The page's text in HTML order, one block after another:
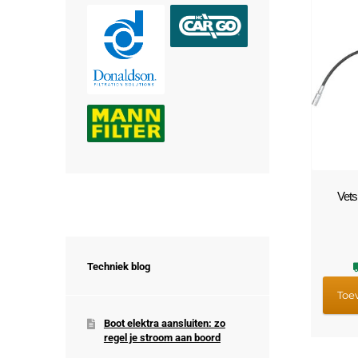
Techniek blog
Boot elektra aansluiten: zo
regel je stroom aan boord